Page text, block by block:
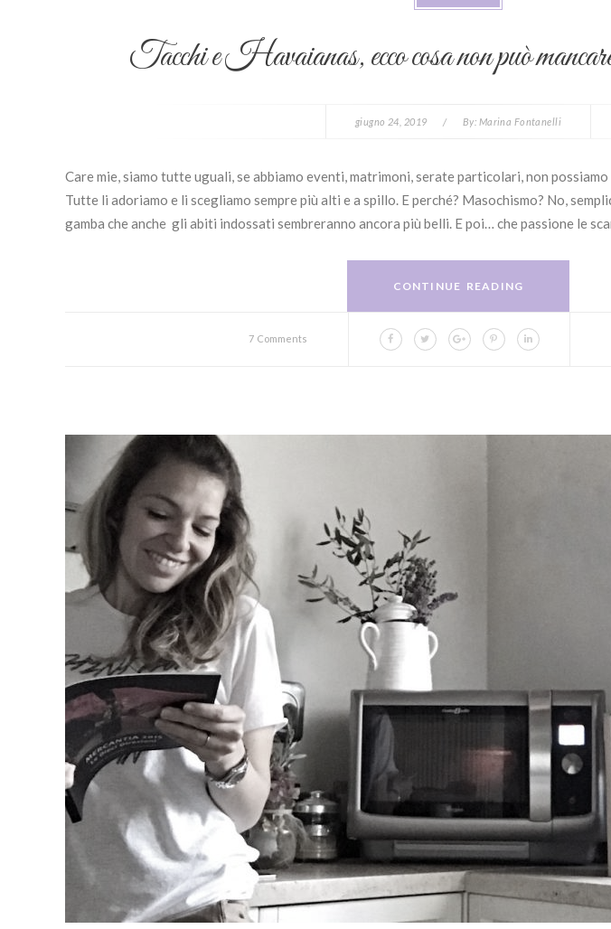
Tacchi e Havaianas, ecco cosa non può
giugno 24, 2019 / By: Marina Fontanelli
Care mie, siamo tutte uguali, se abbiamo eventi, matrimoni, serate particolari, non
Tutte li adoriamo e li scegliamo sempre più alti e a spillo. E perché? Masochismo? No,
gamba che anche gli abiti indossati sembreranno ancora più belli. E poi… che passione le
CONTINUE READING
7 Comments